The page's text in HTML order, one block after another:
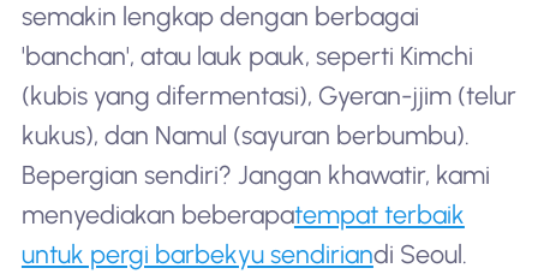
semakin lengkap dengan berbagai
'banchan', atau lauk pauk, seperti Kimchi
(kubis yang difermentasi), Gyeran-jjim (telur
kukus), dan Namul (sayuran berbumbu).
Bepergian sendiri? Jangan khawatir, kami
menyediakan beberapatempat terbaik
untuk pergi barbekyu sendiriandi Seoul.